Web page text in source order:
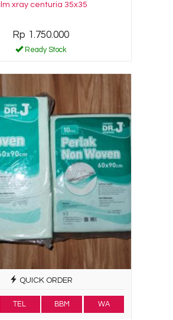
xray centuria 35x35
Rp 1.750.000
Ready Stock
QUICK ORDER
TEL BBM WA